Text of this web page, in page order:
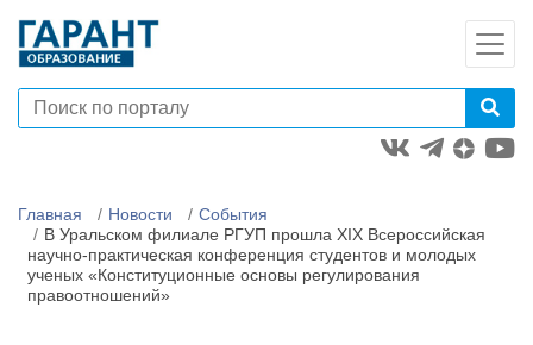
Главная Новости
События
В Уральском филиале РГУП прошла XIX Всероссийская
научно-практическая конференция студентов и молодых
ученых «Конституционные основы регулирования
правоотношений»